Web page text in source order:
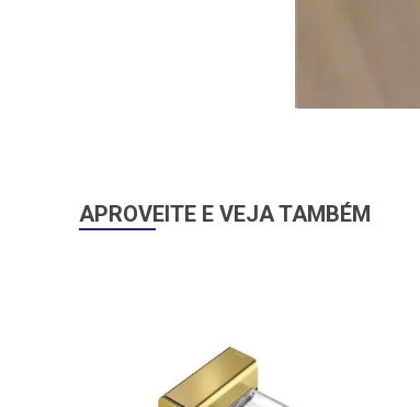
APROVEITE E VEJA TAMBÉM